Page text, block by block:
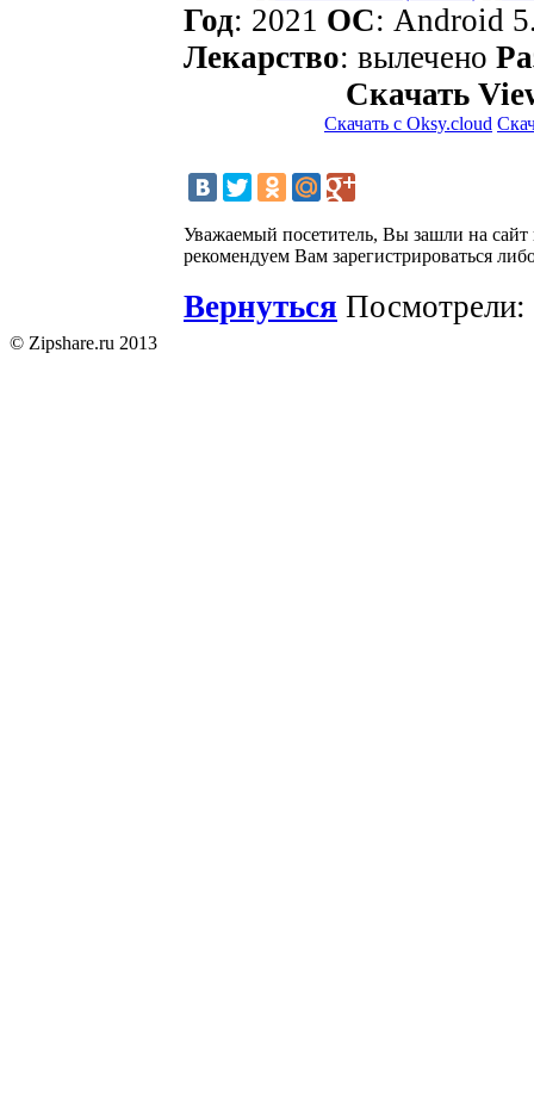
Год: 2021 OС: Android
Лекарство: вылечено
Скачать
Скачать с Oksy.cloud
Уважаемый посетитель, Вы зашли на
рекомендуем Вам зарегистрироваться
Вернуться Посмотрели:
© Zipshare.ru 2013